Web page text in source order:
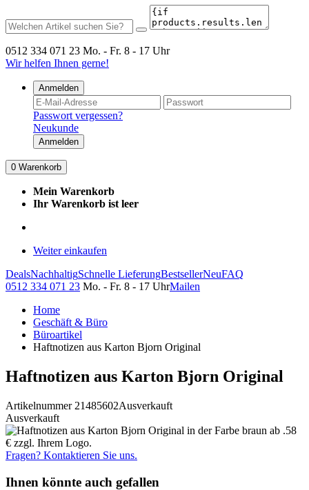
0512 334 071 23 Mo. - Fr. 8 - 17 Uhr
Wir helfen Ihnen gerne!
Anmelden
Passwort vergessen?
Neukunde
Anmelden
0 Warenkorb
Mein Warenkorb
Ihr Warenkorb ist leer
Weiter einkaufen
DealsNachhaltigSchnelle LieferungBestsellerNeuFAQ
0512 334 071 23 Mo. - Fr. 8 - 17 UhrMailen
Home
Geschäft & Büro
Büroartikel
Haftnotizen aus Karton Bjorn Original
Haftnotizen aus Karton Bjorn Original
Artikelnummer 21485602Ausverkauft
Ausverkauft
Fragen? Kontaktieren Sie uns.
Ihnen könnte auch gefallen